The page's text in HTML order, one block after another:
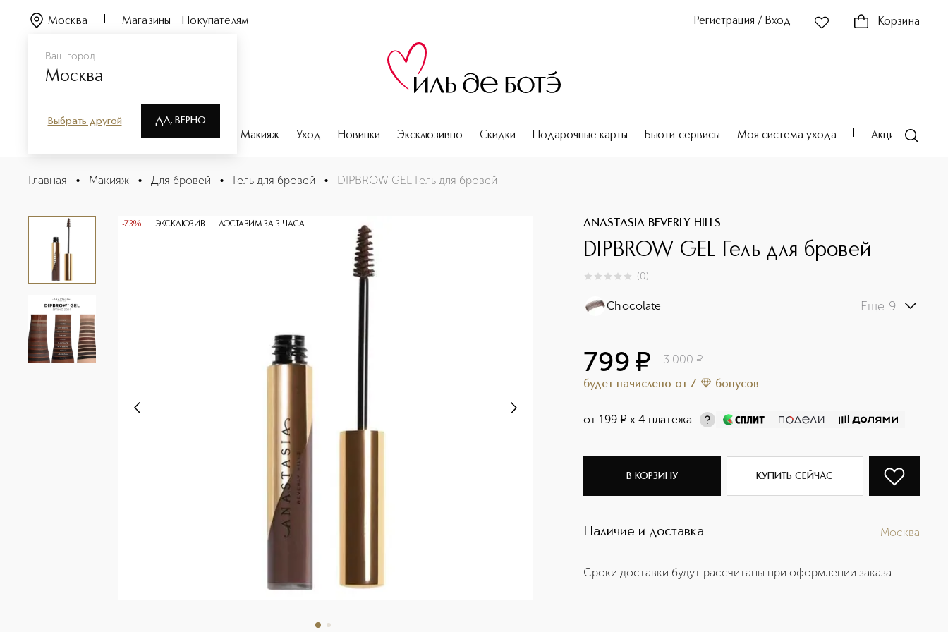
Ваш город
Москва
Выбрать другой ДА, ВЕРНО
Москва Магазины Покупателям Регистрация / Вход Корзина
Парфюмерия Макияж Уход Новинки Эксклюзивно Скидки Подарочные карты Бьюти-сервисы Моя система ухода Акции
DIPBROW GEL Гель для бровей
Описание
Главная • Макияж • Для бровей • Гель для бровей • DIPBROW GEL Гель для бровей
-73% ЭКСКЛЮЗИВ ДОСТАВИМ ЗА 3 ЧАСА ANASTASIA BEVERLY HILLS
DIPBROW GEL Гель для бровей
0из 0 (0)
Chocolate Еще 9
799 ¤ 3 000 ¤
будет начислено от 7 бонусов
от 199 ¤ х 4 платежа
В КОРЗИНУ КУПИТЬ СЕЙЧАС
Наличие и доставка Москва
Сроки доставки будут рассчитаны при оформлении заказа